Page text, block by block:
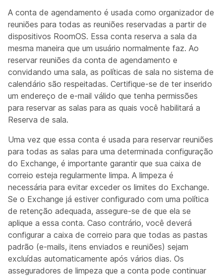
A conta de agendamento é usada como organizador de
reuniões para todas as reuniões reservadas a partir de
dispositivos RoomOS. Essa conta reserva a sala da
mesma maneira que um usuário normalmente faz. Ao
reservar reuniões da conta de agendamento e
convidando uma sala, as políticas de sala no sistema de
calendário são respeitadas. Certifique-se de ter inserido
um endereço de e-mail válido que tenha permissões
para reservar as salas para as quais você habilitará a
Reserva de sala.
Uma vez que essa conta é usada para reservar reuniões
para todas as salas para uma determinada configuração
do Exchange, é importante garantir que sua caixa de
correio esteja regularmente limpa. A limpeza é
necessária para evitar exceder os limites do Exchange.
Se o Exchange já estiver configurado com uma política
de retenção adequada, assegure-se de que ela se
aplique a essa conta. Caso contrário, você deverá
configurar a caixa de correio para que todas as pastas
padrão (e-mails, itens enviados e reuniões) sejam
excluídas automaticamente após vários dias. Os
asseguradores de limpeza que a conta pode continuar